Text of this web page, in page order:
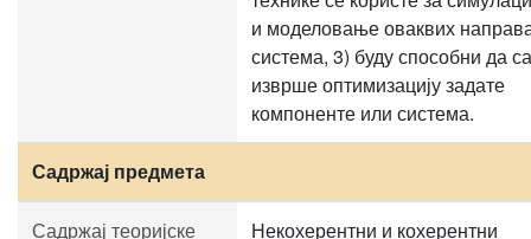
и моделовање оваквих
система, 3) буду способни да
изврше оптимизацију задате
компоненте или система.
Садржај предмета
Садржај теоријске
Некохерентни и кохерентни